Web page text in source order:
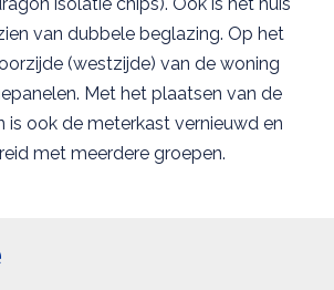
isolatie chips). Ook is het huis
van dubbele beglazing. Op het
(westzijde) van de woning
Met het plaatsen van de
is ook de meterkast vernieuwd en
met meerdere groepen.